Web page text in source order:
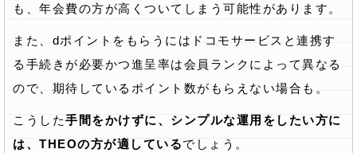
も、年会費の方が高くついてしまう可能性があります。
また、dポイントをもらうにはドコモサービスと連携す
る手続きが必要かつ進呈率は会員ランクによって異なる
ので、期待しているポイント数がもらえない場合も。
こうした手間をかけずに、シンプルな運用をしたい方に
は、THEOの方が適しているでしょう。